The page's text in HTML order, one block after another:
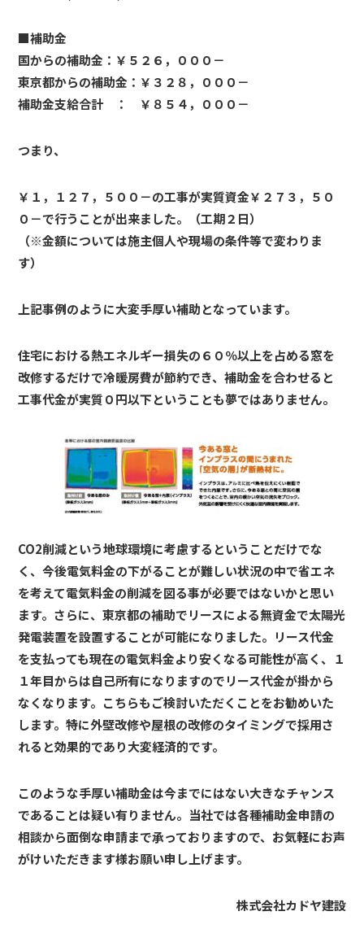
■補助金
国からの補助金：￥５２６，０００－
東京都からの補助金：￥３２８，０００－
補助金支給合計 ： ￥８５４，０００－
つまり、
￥１，１２７，５００－の工事が実質資金￥２７３，５０
０－で行うことが出来ました。（工期２日）
（※金額については施主個人や現場の条件等で変わりま
す）
上記事例のように大変手厚い補助となっています。
住宅における熱エネルギー損失の６０％以上を占める窓を
改修するだけで冷暖房費が節約でき、補助金を合わせると
工事代金が実質０円以下ということも夢ではありません。
CO2削減という地球環境に考慮するということだけでな
く、今後電気料金の下がることが難しい状況の中で省エネ
を考えて電気料金の削減を図る事が必要ではないかと思い
ます。さらに、東京都の補助でリースによる無資金で太陽光
発電装置を設置することが可能になりました。リース代金
を支払っても現在の電気料金より安くなる可能性が高く、１
１年目からは自己所有になりますのでリース代金が掛から
なくなります。こちらもご検討いただくことをお勧めいた
します。特に外壁改修や屋根の改修のタイミングで採用さ
れると効果的であり大変経済的です。
このような手厚い補助金は今までにはない大きなチャンス
であることは疑い有りません。当社では各種補助金申請の
相談から面倒な申請まで承っておりますので、お気軽にお声
がけいただきます様お願い申し上げます。
株式会社カドヤ建設